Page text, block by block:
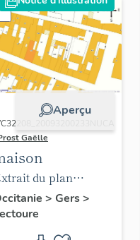
Aperçu
Gaëlle
du plan
2009.
> Gers>